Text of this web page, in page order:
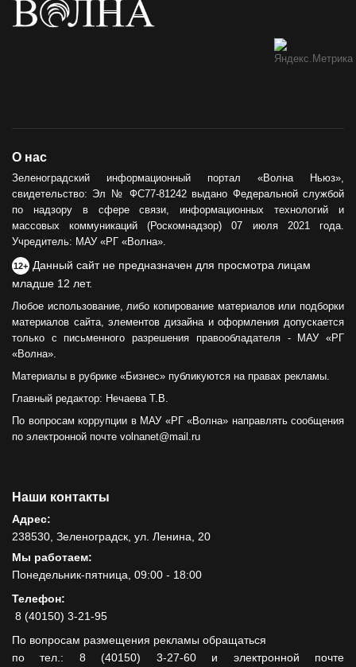
О нас
Зеленоградский информационный портал «Волна Ньюз»,
свидетельство: Эл № ФС77-81242 выдано Федеральной службой
по надзору в сфере связи, информационных технологий и
массовых коммуникаций (Роскомнадзор) 07 июля 2021 года.
Учредитель: МАУ «РГ «Волна».
12+ Данный сайт не предназначен для просмотра лицам
младше 12 лет.
Любое использование, либо копирование материалов или подборки
материалов сайта, элементов дизайна и оформления допускается
только с письменного разрешения правообладателя - МАУ «РГ
«Волна».
Материалы в рубрике «Бизнес» публикуются на правах рекламы.
Главный редактор: Нечаева Т.В.
По вопросам коррупции в МАУ «РГ «Волна» направлять сообщения
по электронной почте volnanet@mail.ru
Наши контакты
Адрес:
238530, Зеленоградск, ул. Ленина, 20
Мы работаем:
Понедельник-пятница, 09:00 - 18:00
Телефон:
8 (40150) 3-21-95
По вопросам размещения рекламы обращаться
по тел.: 8 (40150) 3-27-60 и электронной почте